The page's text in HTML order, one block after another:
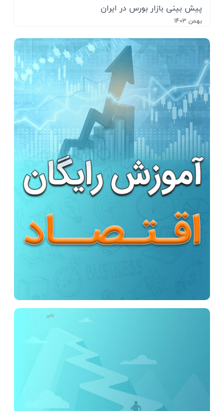
پیش بینی بازار بورس در ایران
بهمن 1403